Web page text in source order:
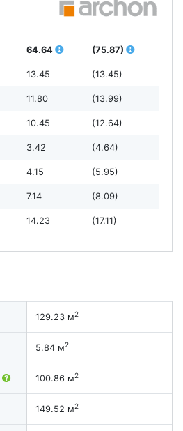
64.64 (75.87)
13.45 (13.45)
11.80 (13.99)
10.45 (12.64)
3.42 (4.64)
4.15 (5.95)
7.14 (8.09)
14.23 (17.11)
129.23 м2
5.84 м2
100.86 м2
149.52 м2